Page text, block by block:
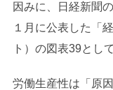
因みに、日経新聞
１月に公表した「
ト）の図表39とし
労働生産性は「原